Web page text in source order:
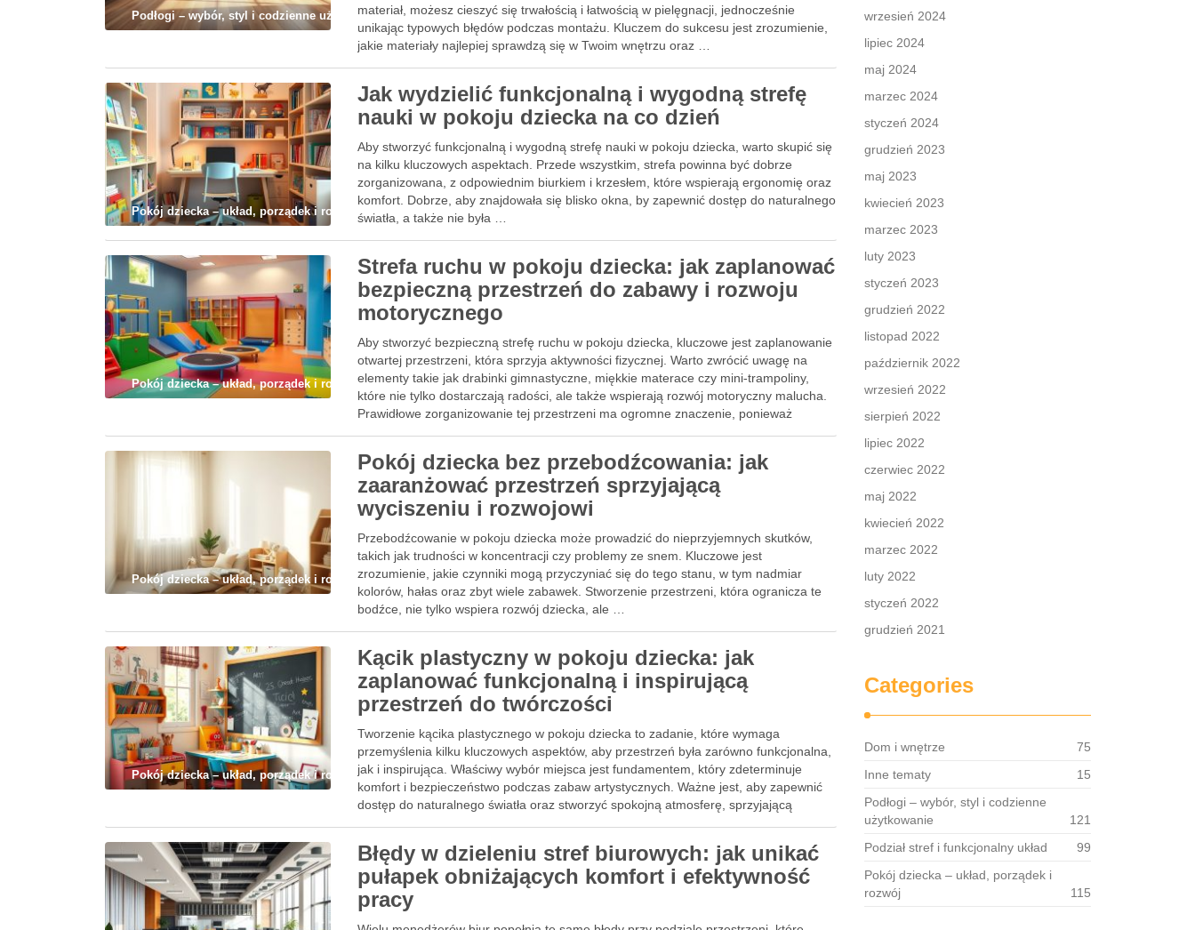
Podłogi – wybór, styl i codzienne użytkowaniemateriał, możesz cieszyć się trwałością i łatwością w pielęgnacji, jednocześnie
unikając typowych błędów podczas montażu. Kluczem do sukcesu jest zrozumienie,
jakie materiały najlepiej sprawdzą się w Twoim wnętrzu oraz …
Pokój dziecka – układ, porządek i rozwój
Jak wydzielić funkcjonalną i wygodną strefę
nauki w pokoju dziecka na co dzień
Aby stworzyć funkcjonalną i wygodną strefę nauki w pokoju dziecka, warto skupić się
na kilku kluczowych aspektach. Przede wszystkim, strefa powinna być dobrze
zorganizowana, z odpowiednim biurkiem i krzesłem, które wspierają ergonomię oraz
komfort. Dobrze, aby znajdowała się blisko okna, by zapewnić dostęp do naturalnego
światła, a także nie była …
Pokój dziecka – układ, porządek i rozwój
Strefa ruchu w pokoju dziecka: jak zaplanować
bezpieczną przestrzeń do zabawy i rozwoju
motorycznego
Aby stworzyć bezpieczną strefę ruchu w pokoju dziecka, kluczowe jest zaplanowanie
otwartej przestrzeni, która sprzyja aktywności fizycznej. Warto zwrócić uwagę na
elementy takie jak drabinki gimnastyczne, miękkie materace czy mini-trampoliny,
które nie tylko dostarczają radości, ale także wspierają rozwój motoryczny malucha.
Prawidłowe zorganizowanie tej przestrzeni ma ogromne znaczenie, ponieważ
Pokój dziecka – układ, porządek i rozwój
Pokój dziecka bez przebodźcowania: jak
zaaranżować przestrzeń sprzyjającą
wyciszeniu i rozwojowi
Przebodźcowanie w pokoju dziecka może prowadzić do nieprzyjemnych skutków,
takich jak trudności w koncentracji czy problemy ze snem. Kluczowe jest
zrozumienie, jakie czynniki mogą przyczyniać się do tego stanu, w tym nadmiar
kolorów, hałas oraz zbyt wiele zabawek. Stworzenie przestrzeni, która ogranicza te
bodźce, nie tylko wspiera rozwój dziecka, ale …
Pokój dziecka – układ, porządek i rozwój
Kącik plastyczny w pokoju dziecka: jak
zaplanować funkcjonalną i inspirującą
przestrzeń do twórczości
Tworzenie kącika plastycznego w pokoju dziecka to zadanie, które wymaga
przemyślenia kilku kluczowych aspektów, aby przestrzeń była zarówno funkcjonalna,
jak i inspirująca. Właściwy wybór miejsca jest fundamentem, który zdeterminuje
komfort i bezpieczeństwo podczas zabaw artystycznych. Ważne jest, aby zapewnić
dostęp do naturalnego światła oraz stworzyć spokojną atmosferę, sprzyjającą
Błędy w dzieleniu stref biurowych: jak unikać
pułapek obniżających komfort i efektywność
pracy
wrzesień 2024
lipiec 2024
maj 2024
marzec 2024
styczeń 2024
grudzień 2023
maj 2023
kwiecień 2023
marzec 2023
luty 2023
styczeń 2023
grudzień 2022
listopad 2022
październik 2022
wrzesień 2022
sierpień 2022
lipiec 2022
czerwiec 2022
maj 2022
kwiecień 2022
marzec 2022
luty 2022
styczeń 2022
grudzień 2021
Categories
Dom i wnętrze
75
Inne tematy
15
Podłogi – wybór, styl i codzienne
użytkowanie
121
Podział stref i funkcjonalny układ
99
Pokój dziecka – układ, porządek i
rozwój
115